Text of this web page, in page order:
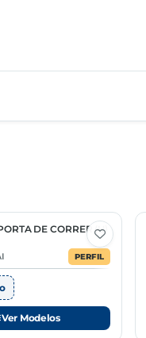
DE CORRER (U)
PERFIL
Ver Modelos